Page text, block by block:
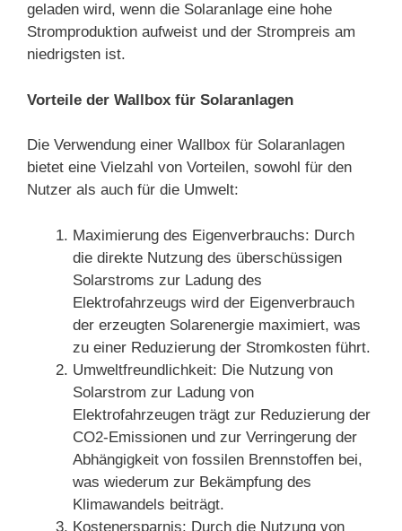
geladen wird, wenn die Solaranlage eine hohe
Stromproduktion aufweist und der Strompreis am
niedrigsten ist.
Vorteile der Wallbox für Solaranlagen
Die Verwendung einer Wallbox für Solaranlagen
bietet eine Vielzahl von Vorteilen, sowohl für den
Nutzer als auch für die Umwelt:
Maximierung des Eigenverbrauchs: Durch
die direkte Nutzung des überschüssigen
Solarstroms zur Ladung des
Elektrofahrzeugs wird der Eigenverbrauch
der erzeugten Solarenergie maximiert, was
zu einer Reduzierung der Stromkosten führt.
Umweltfreundlichkeit: Die Nutzung von
Solarstrom zur Ladung von
Elektrofahrzeugen trägt zur Reduzierung der
CO2-Emissionen und zur Verringerung der
Abhängigkeit von fossilen Brennstoffen bei,
was wiederum zur Bekämpfung des
Klimawandels beiträgt.
Kostenersparnis: Durch die Nutzung von